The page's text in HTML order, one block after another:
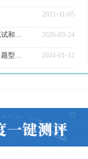
2021-11-05
2026-03-24
2024-01-12